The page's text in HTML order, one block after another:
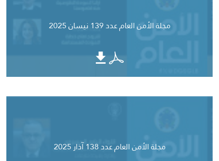
مجلة الأمن العام عدد 139 نيسان 2025
مجلة الأمن العام عدد 138 آذار 2025